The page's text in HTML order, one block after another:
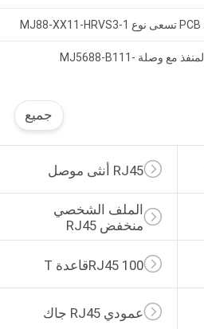
منفذ جاك SMT RJ45 أحادي المنفذ مع وصلة MJ5688-B111-
جميع
RJ45 أنثى موصل
الملف الشخصي
منخفض RJ45
RJ45 100قاعدة T
عمودي RJ45 جاك